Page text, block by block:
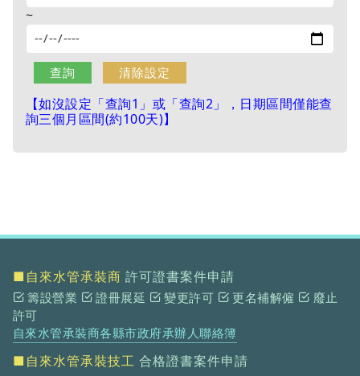
~
【如沒設定「查詢1」或「查詢2」，日期區間僅能查
詢三個月區間(約100天)】
■自來水管承裝商 許可證書案件申請
籌設營業 證冊展延 變更許可 更名補解僱
廢止
許可
自來水管承裝商各縣市政府承辦人聯絡簿
■自來水管承裝技工 合格證書案件申請